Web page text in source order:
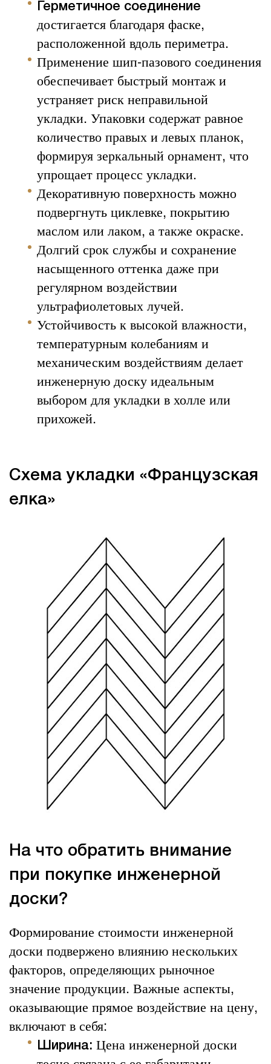
Герметичное соединение
достигается благодаря фаске,
расположенной вдоль периметра.
Применение шип-пазового соединения
обеспечивает быстрый монтаж и
устраняет риск неправильной
укладки. Упаковки содержат равное
количество правых и левых планок,
формируя зеркальный орнамент, что
упрощает процесс укладки.
Декоративную поверхность можно
подвергнуть циклевке, покрытию
маслом или лаком, а также окраске.
Долгий срок службы и сохранение
насыщенного оттенка даже при
регулярном воздействии
ультрафиолетовых лучей.
Устойчивость к высокой влажности,
температурным колебаниям и
механическим воздействиям делает
инженерную доску идеальным
выбором для укладки в холле или
прихожей.
Схема укладки «Французская
елка»
На что обратить внимание
при покупке инженерной
доски?
Формирование стоимости инженерной
доски подвержено влиянию нескольких
факторов, определяющих рыночное
значение продукции. Важные аспекты,
оказывающие прямое воздействие на цену,
включают в себя:
Ширина: Цена инженерной доски